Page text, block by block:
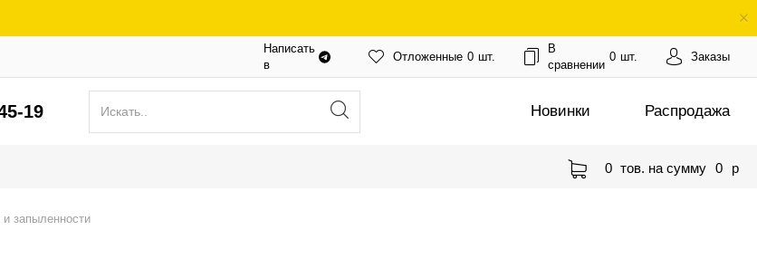
Написать
в
Отложенные 0 шт.
В
сравнении
0 шт. Заказы
19 Новинки Распродажа
0 тов. на сумму 0 p
и запыленности